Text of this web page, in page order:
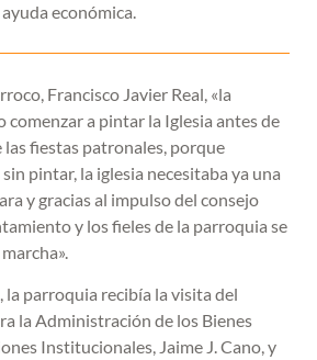
económica.
Francisco Javier Real, «la
comenzar a pintar la Iglesia antes de
las fiestas patronales, porque
pintar, la iglesia necesitaba ya una
y gracias al impulso del consejo
y los fieles de la parroquia se
la parroquia recibía la visita del
la Administración de los Bienes
Institucionales, Jaime J. Cano, y